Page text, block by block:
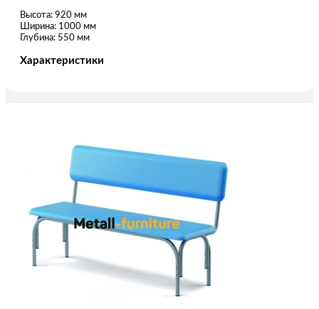
Высота: 920 мм
Ширина: 1000 мм
Глубина: 550 мм
Характеристики